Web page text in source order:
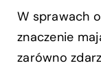
W sprawach
znaczenie
zarówno